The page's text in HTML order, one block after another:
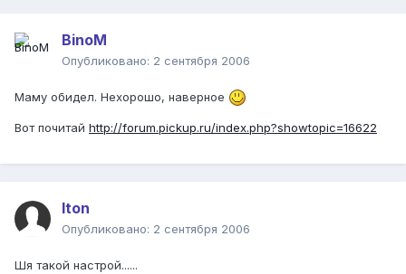
BinoM
Опубликовано: 2 сентября 2006
Маму обидел. Нехорошо, наверное
Вот почитай http://forum.pickup.ru/index.php?showtopic=16622
Iton
Опубликовано: 2 сентября 2006
Шя такой настрой......